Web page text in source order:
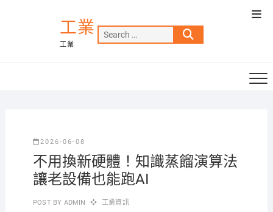
工業
工業
Search
…
2026-06-08
不用換新硬體！知識蒸餾演算法
讓老設備也能跑AI
POST BY ADMIN 工業資訊